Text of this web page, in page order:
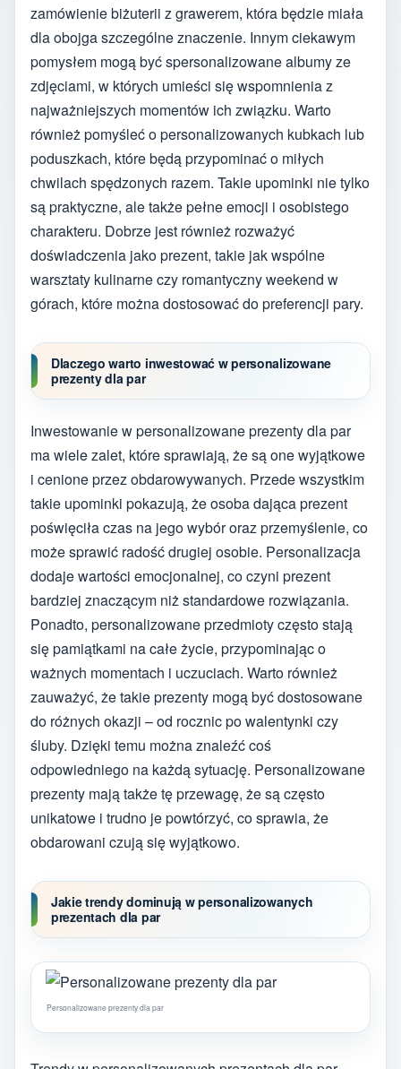
zamówienie biżuterii z grawerem, która będzie miała
dla obojga szczególne znaczenie. Innym ciekawym
pomysłem mogą być spersonalizowane albumy ze
zdjęciami, w których umieści się wspomnienia z
najważniejszych momentów ich związku. Warto
również pomyśleć o personalizowanych kubkach lub
poduszkach, które będą przypominać o miłych
chwilach spędzonych razem. Takie upominki nie tylko
są praktyczne, ale także pełne emocji i osobistego
charakteru. Dobrze jest również rozważyć
doświadczenia jako prezent, takie jak wspólne
warsztaty kulinarne czy romantyczny weekend w
górach, które można dostosować do preferencji pary.
Dlaczego warto inwestować w personalizowane
prezenty dla par
Inwestowanie w personalizowane prezenty dla par
ma wiele zalet, które sprawiają, że są one wyjątkowe
i cenione przez obdarowywanych. Przede wszystkim
takie upominki pokazują, że osoba dająca prezent
poświęciła czas na jego wybór oraz przemyślenie, co
może sprawić radość drugiej osobie. Personalizacja
dodaje wartości emocjonalnej, co czyni prezent
bardziej znaczącym niż standardowe rozwiązania.
Ponadto, personalizowane przedmioty często stają
się pamiątkami na całe życie, przypominając o
ważnych momentach i uczuciach. Warto również
zauważyć, że takie prezenty mogą być dostosowane
do różnych okazji – od rocznic po walentynki czy
śluby. Dzięki temu można znaleźć coś
odpowiedniego na każdą sytuację. Personalizowane
prezenty mają także tę przewagę, że są często
unikatowe i trudno je powtórzyć, co sprawia, że
obdarowani czują się wyjątkowo.
Jakie trendy dominują w personalizowanych
prezentach dla par
Personalizowane prezenty dla par